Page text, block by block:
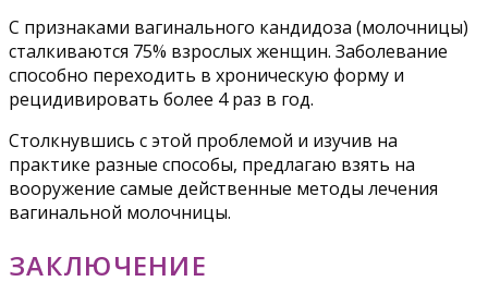
С признаками вагинального кандидоза (молочницы)
сталкиваются 75% взрослых женщин. Заболевание
способно переходить в хроническую форму и
рецидивировать более 4 раз в год.
Столкнувшись с этой проблемой и изучив на
практике разные способы, предлагаю взять на
вооружение самые действенные методы лечения
вагинальной молочницы.
ЗАКЛЮЧЕНИЕ